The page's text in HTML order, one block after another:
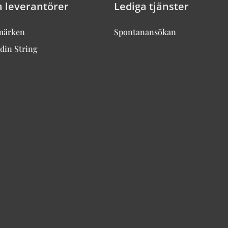
leverantörer
String
Lediga tjänster
Spontanansökan